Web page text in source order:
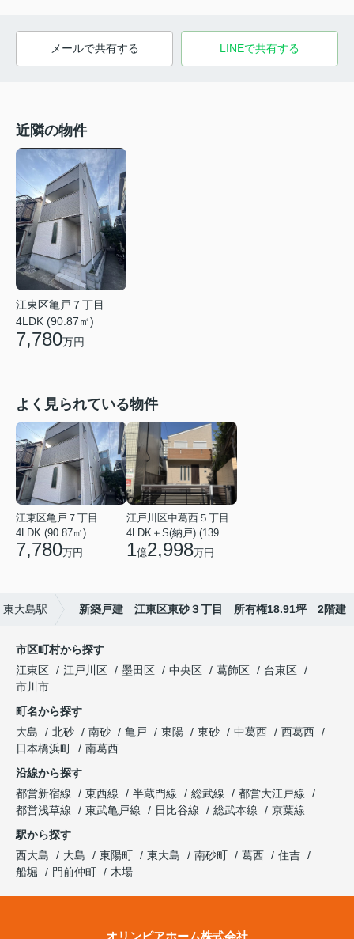
メールで共有する LINEで共有する
近隣の物件
江東区亀戸７丁目
4LDK (90.87㎡)
7,780万円
よく見られている物件
江東区亀戸７丁目
4LDK (90.87㎡)
7,780万円
江戸川区中葛西５丁目
4LDK＋S(納戸) (139.49㎡)
1億2,998万円
東大島駅 新築戸建 江東区東砂３丁目 所有権18.91坪 2階建
市区町村から探す
江東区
江戸川区 墨田区 中央区 葛飾区
台東区
市川市
町名から探す
大島
北砂 南砂 亀戸 東陽 東砂 中葛西
西葛西
日本橋浜町
南葛西
沿線から探す
都営新宿線
東西線 半蔵門線 総武線
都営大江戸線
都営浅草線
東武亀戸線 日比谷線 総武本線
京葉線
駅から探す
西大島
大島 東陽町 東大島 南砂町 葛西
住吉
船堀
門前仲町 木場